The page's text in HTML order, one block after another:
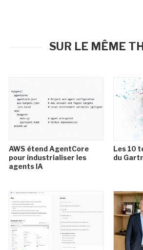
SUR LE MÊME
AWS étend AgentCore
pour industrialiser les
agents IA
Les 10
du